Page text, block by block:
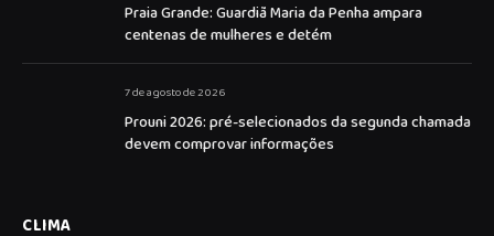
Praia Grande: Guardiã Maria da Penha ampara
centenas de mulheres e detém
7 de agosto de 2026
Prouni 2026: pré-selecionados da segunda chamada
devem comprovar informações
CLIMA